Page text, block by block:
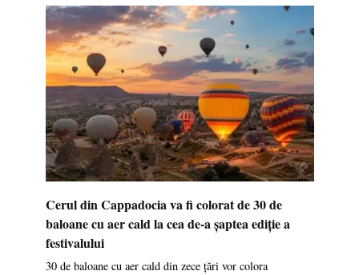
Cerul din Cappadocia va fi colorat de 30 de
baloane cu aer cald la cea de-a șaptea ediție a
festivalului
30 de baloane cu aer cald din zece țări vor colora